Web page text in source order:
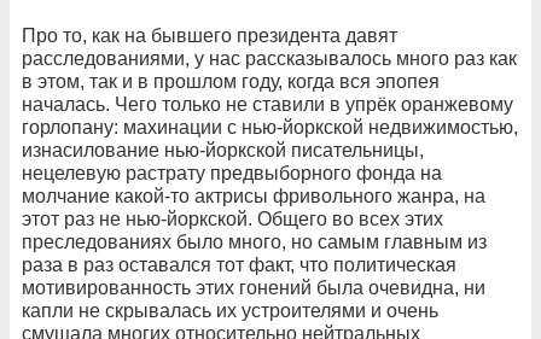
Про то, как на бывшего президента давят
расследованиями, у нас рассказывалось много раз как
в этом, так и в прошлом году, когда вся эпопея
началась. Чего только не ставили в упрёк оранжевому
горлопану: махинации с нью-йоркской недвижимостью,
изнасилование нью-йоркской писательницы,
нецелевую растрату предвыборного фонда на
молчание какой-то актрисы фривольного жанра, на
этот раз не нью-йоркской. Общего во всех этих
преследованиях было много, но самым главным из
раза в раз оставался тот факт, что политическая
мотивированность этих гонений была очевидна, ни
капли не скрывалась их устроителями и очень
смущала многих относительно нейтральных